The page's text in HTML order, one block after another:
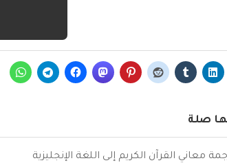
صلة
معاني القرآن الكريم إلى اللغة الإنجليزية